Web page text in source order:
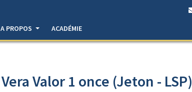
A PROPOS ACADÉMIE
Vera Valor 1 once (Jeton - LSP)